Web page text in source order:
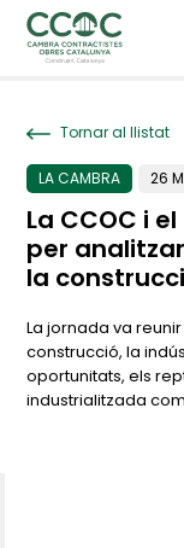
Tornar al llistat
LA CAMBRA 26
La CCOC i
per
la
La jornada va
construcció, la
oportunitats, els
industrialitzada